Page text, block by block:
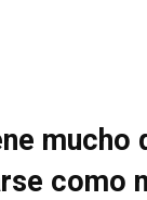
mucho
como